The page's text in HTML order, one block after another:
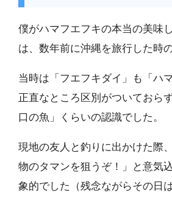
僕がハマフエフキの本当の美味
は、数年前に沖縄を旅行した時
当時は「フエフキダイ」も「ハ
正直なところ区別がついておら
口の魚」くらいの認識でした。
現地の友人と釣りに出かけた際
物のタマンを狙うぞ！」と意気
象的でした（残念ながらその日